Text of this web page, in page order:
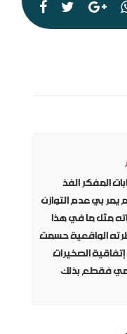
المفكر الفذ
يمر بي عدم التوازن
مثل ما في هذا
الواقعية حسمت
إتفاقية الصخيرات
فقطع بذلك